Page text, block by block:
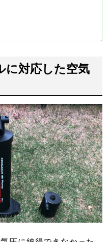
に対応した空気